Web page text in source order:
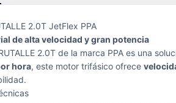
2.0T JetFlex PPA
de alta velocidad y gran potencia
2.0T de la marca PPA es una
hora, este motor trifásico ofrece